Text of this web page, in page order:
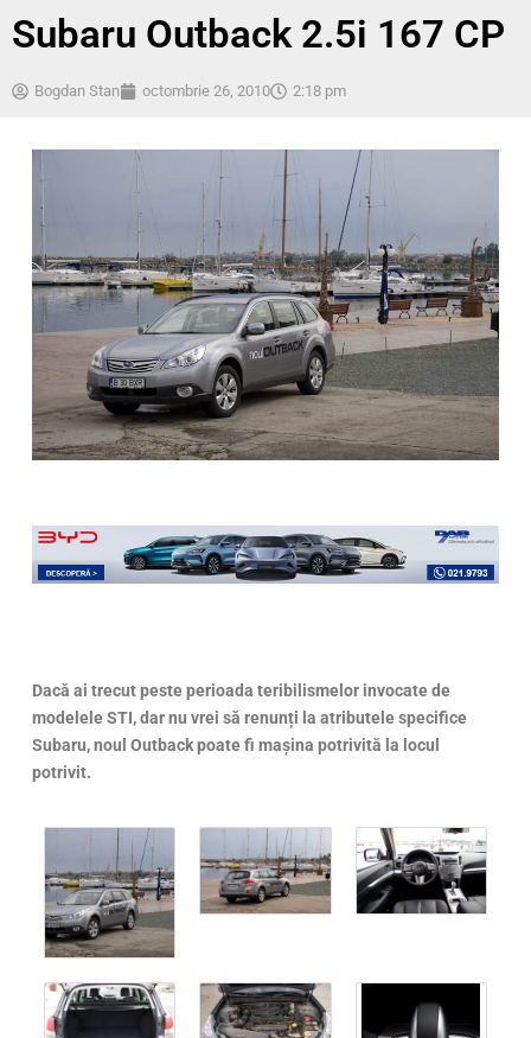
Subaru Outback 2.5i 167 CP
Bogdan Stan octombrie 26, 2010 2:18 pm
Dacă ai trecut peste perioada teribilismelor invocate de
modelele STI, dar nu vrei să renunți la atributele specifice
Subaru, noul Outback poate fi mașina potrivită la locul
potrivit.